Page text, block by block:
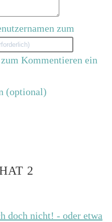
zum
Kommentieren ein
(optional)
2
doch nicht! - oder etwa